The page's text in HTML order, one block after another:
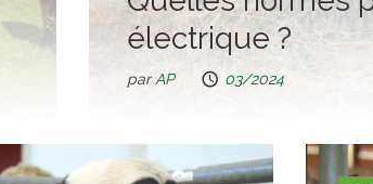
électrique ?
parAP 03/2024